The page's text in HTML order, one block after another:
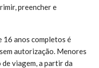
preencher e
16 anos completos é
autorização. Menores
viagem, a partir da